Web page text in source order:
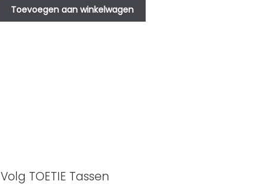
Toevoegen aan winkelwagen
Volg TOETIE Tassen